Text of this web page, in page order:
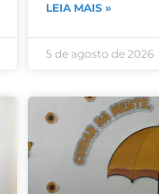
LEIA MAIS »
5 de agosto de 2026